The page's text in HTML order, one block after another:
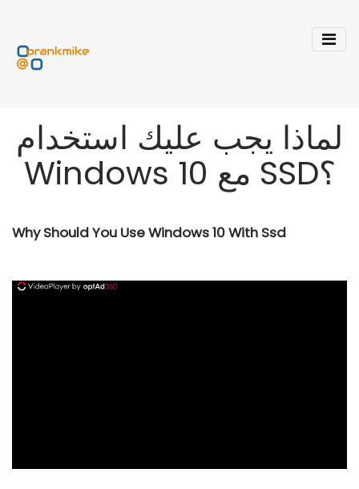
لماذا يجب عليك استخدام
Windows 10 مع SSD؟
Why Should You Use Windows 10 With Ssd